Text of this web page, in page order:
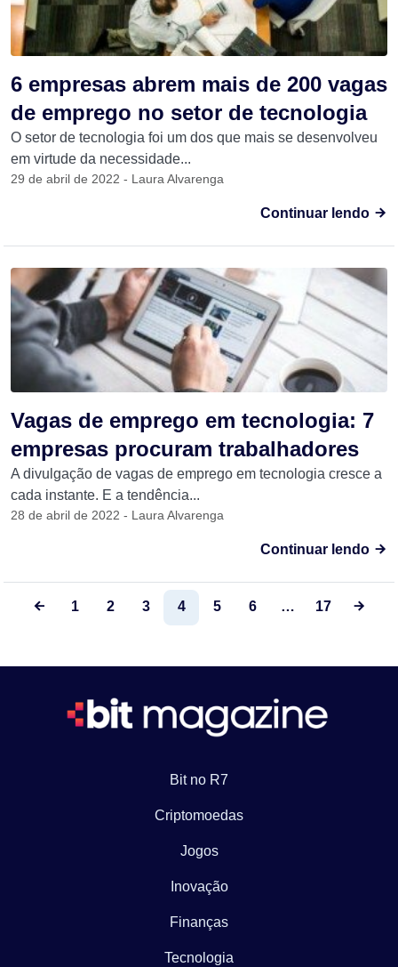
6 empresas abrem mais de 200 vagas
de emprego no setor de tecnologia
O setor de tecnologia foi um dos que mais se desenvolveu
em virtude da necessidade...
29 de abril de 2022 - Laura Alvarenga
Continuar lendo
Vagas de emprego em tecnologia: 7
empresas procuram trabalhadores
A divulgação de vagas de emprego em tecnologia cresce a
cada instante. E a tendência...
28 de abril de 2022 - Laura Alvarenga
Continuar lendo
1 2 3 4 5 6 … 17
Bit no R7
Criptomoedas
Jogos
Inovação
Finanças
Tecnologia